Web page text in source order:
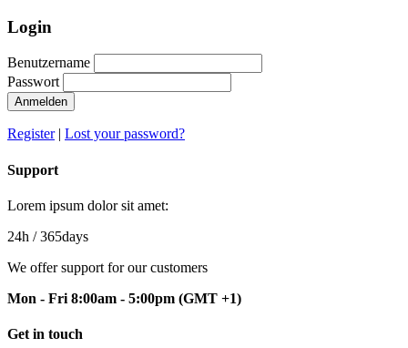
Login
Benutzername
Passwort
Anmelden
Register| Lost your password?
Support
Lorem ipsum dolor sit amet:
24h / 365days
We offer support for our customers
Mon - Fri 8:00am - 5:00pm (GMT +1)
Get in touch